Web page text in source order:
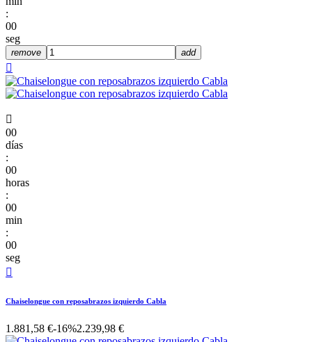
:
00
seg
remove add


00
días
:
00
horas
:
00
min
:
00
seg

Chaiselongue con reposabrazos izquierdo Cabla
1.881,58 €-16%2.239,98 €